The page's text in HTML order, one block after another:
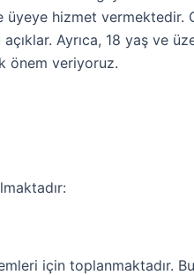
üyeye hizmet vermektedir.
açıklar. Ayrıca, 18 yaş ve
önem veriyoruz.
için toplanmaktadır.